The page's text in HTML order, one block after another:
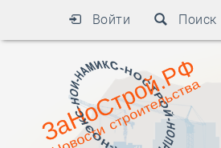
Войти Поиск